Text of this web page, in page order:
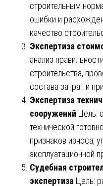
строительным
ошибки и
качество
Экспертиза
анализ
строительства,
состава затрат и
Экспертиза
сооружений Цель:
технической
признаков износа,
эксплуатационной
Судебная
экспертиза Цель: